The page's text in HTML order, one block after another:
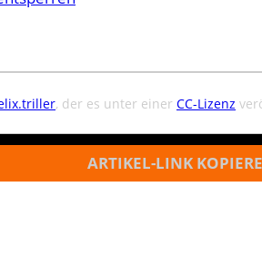
, der es unter einer CC-Lizenz
ARTIKEL-LINK